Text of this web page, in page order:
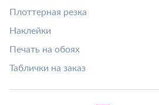
Плоттерная резка
Наклейки
Печать на обоях
Таблички на заказ